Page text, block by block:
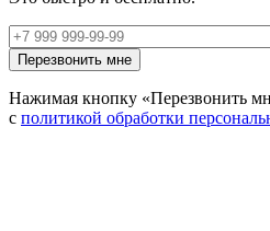
Нажимая кнопку «Перезвонить
с политикой обработки